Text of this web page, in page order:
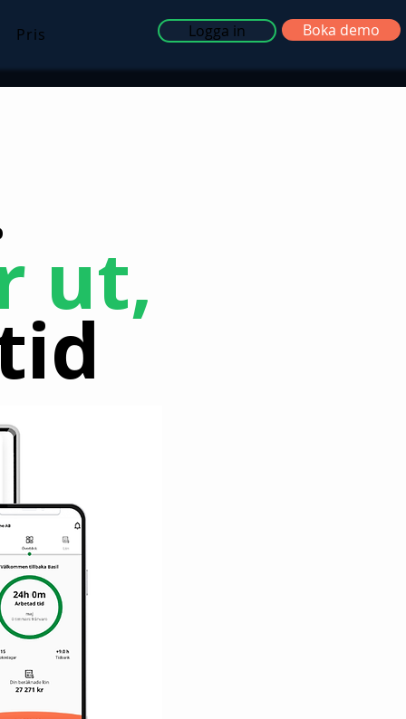
Pris Logga in Boka demo
ut,